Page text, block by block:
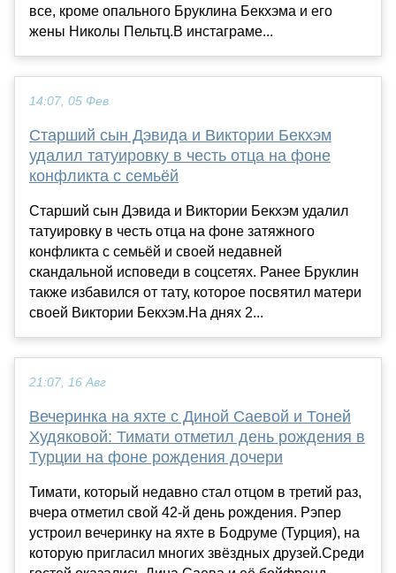
все, кроме опального Бруклина Бекхэма и его
жены Николы Пельтц.В инстаграме...
14:07, 05 Фев
Старший сын Дэвида и Виктории Бекхэм
удалил татуировку в честь отца на фоне
конфликта с семьёй
Старший сын Дэвида и Виктории Бекхэм удалил
татуировку в честь отца на фоне затяжного
конфликта с семьёй и своей недавней
скандальной исповеди в соцсетях. Ранее Бруклин
также избавился от тату, которое посвятил матери
своей Виктории Бекхэм.На днях 2...
21:07, 16 Авг
Вечеринка на яхте с Диной Саевой и Тоней
Худяковой: Тимати отметил день рождения в
Турции на фоне рождения дочери
Тимати, который недавно стал отцом в третий раз,
вчера отметил свой 42-й день рождения. Рэпер
устроил вечеринку на яхте в Бодруме (Турция), на
которую пригласил многих звёздных друзей.Среди